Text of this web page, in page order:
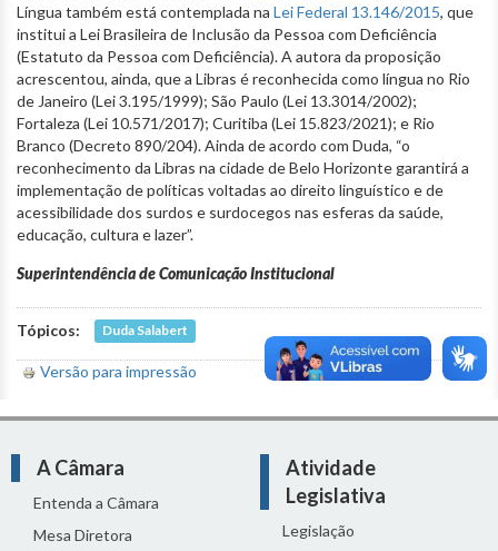
Língua também está contemplada na Lei Federal 13.146/2015, que
institui a Lei Brasileira de Inclusão da Pessoa com Deficiência
(Estatuto da Pessoa com Deficiência). A autora da proposição
acrescentou, ainda, que a Libras é reconhecida como língua no Rio
de Janeiro (Lei 3.195/1999); São Paulo (Lei 13.3014/2002);
Fortaleza (Lei 10.571/2017); Curitiba (Lei 15.823/2021); e Rio
Branco (Decreto 890/204). Ainda de acordo com Duda, “o
reconhecimento da Libras na cidade de Belo Horizonte garantirá a
implementação de políticas voltadas ao direito linguístico e de
acessibilidade dos surdos e surdocegos nas esferas da saúde,
educação, cultura e lazer”.
Superintendência de Comunicação Institucional
Tópicos: Duda Salabert
Versão para impressão
A Câmara
Entenda a Câmara
Mesa Diretora
Atividade
Legislativa
Legislação